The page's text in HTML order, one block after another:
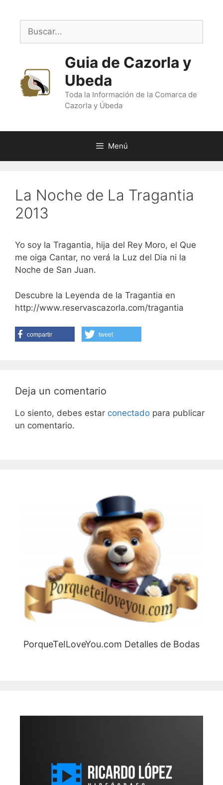
contenido
Buscar:
Guia de Cazorla y
Ubeda
Toda la Información de la Comarca de
Cazorla y Úbeda
Menú
La Noche de La Tragantia
2013
Yo soy la Tragantia, hija del Rey Moro, el Que
me oiga Cantar, no verá la Luz del Dia ni la
Noche de San Juan.
Descubre la Leyenda de la Tragantia en
http://www.reservascazorla.com/tragantia
compartir tweet
Deja un comentario
Lo siento, debes estar conectado para publicar
un comentario.
PorqueTeILoveYou.com Detalles de Bodas